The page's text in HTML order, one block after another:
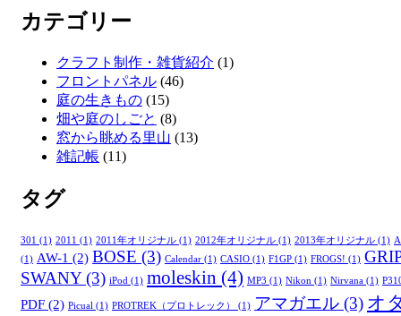
の
記
カテゴリー
クラフト制作・雑貨紹介 (1)
フロントパネル (46)
庭の生きもの (15)
畑や庭のしごと (8)
窓から眺める里山 (13)
雑記帳 (11)
タグ
301 (1) 2011 (1) 2011年オリジナル (1) 2012年オリジナル (1) 2013年オリジナル (1)
(1) AW-1 (2) BOSE (3) Calendar (1) CASIO (1) F1GP (1) FROGS! (1)
SWANY(3) iPod (1) moleskin (4) MP3 (1) Nikon (1) Nirvana (1)
PDF (2) Picual (1) PROTREK（プロトレック） (1) アマガエル (3) オ